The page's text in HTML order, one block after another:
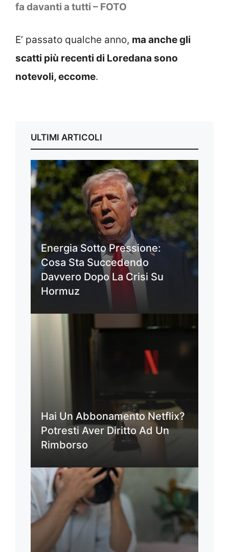
fa davanti a tutti – FOTO
E’ passato qualche anno, ma anche gli
scatti più recenti di Loredana sono
notevoli, eccome.
ULTIMI ARTICOLI
Energia Sotto Pressione:
Cosa Sta Succedendo
Davvero Dopo La Crisi Su
Hormuz
Hai Un Abbonamento Netflix?
Potresti Aver Diritto Ad Un
Rimborso